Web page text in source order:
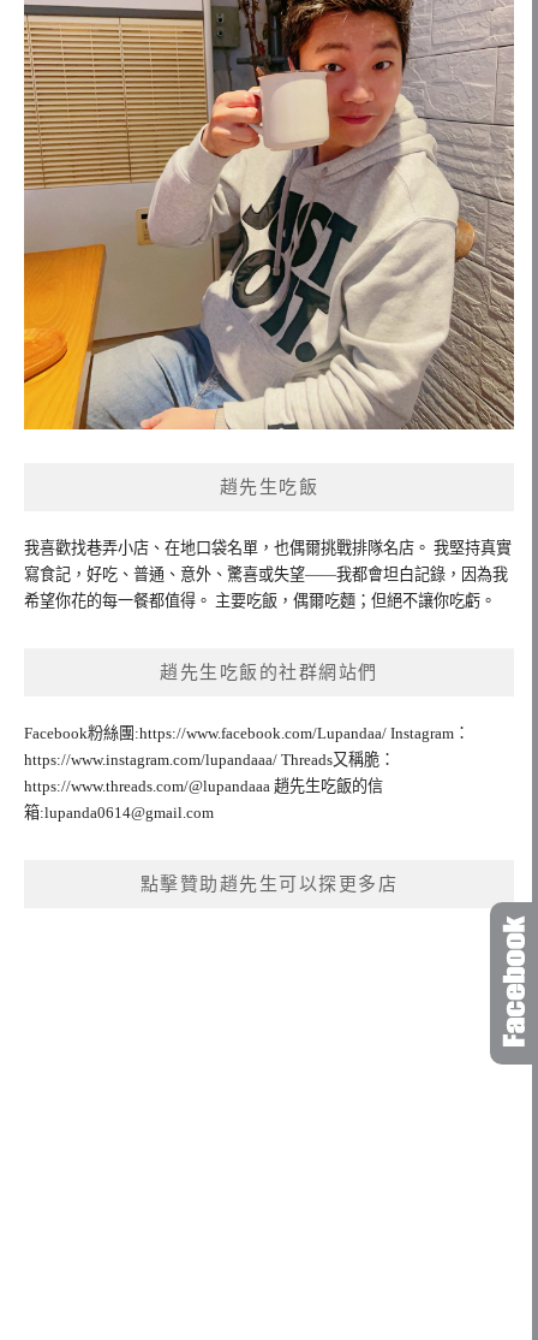
趙先生吃飯
我喜歡找巷弄小店、在地口袋名單，也偶爾挑戰排隊名店。 我堅持真實
寫食記，好吃、普通、意外、驚喜或失望——我都會坦白記錄，因為我
希望你花的每一餐都值得。 主要吃飯，偶爾吃麵；但絕不讓你吃虧。
趙先生吃飯的社群網站們
Facebook粉絲團:https://www.facebook.com/Lupandaa/ Instagram：
https://www.instagram.com/lupandaaa/ Threads又稱脆：
https://www.threads.com/@lupandaaa 趙先生吃飯的信
箱:lupanda0614@gmail.com
點擊贊助趙先生可以探更多店